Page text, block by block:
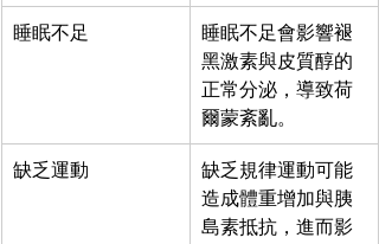
睡眠不足
睡眠不足會影響褪
黑激素與皮質醇的
正常分泌，導致荷
爾蒙紊亂。
缺乏運動
缺乏規律運動可能
造成體重增加與胰
島素抵抗，進而影